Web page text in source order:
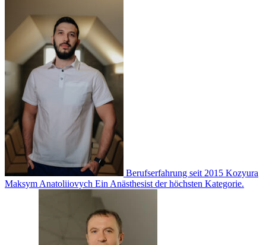
Berufserfahrung seit 2015 Kozyura
Maksym Anatoliiovych Ein Anästhesist der höchsten Kategorie.